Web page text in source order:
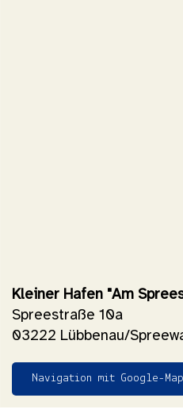
Kleiner Hafen "Am
Spreestraße 10a
03222 Lübbenau/
Navigation mit Google-